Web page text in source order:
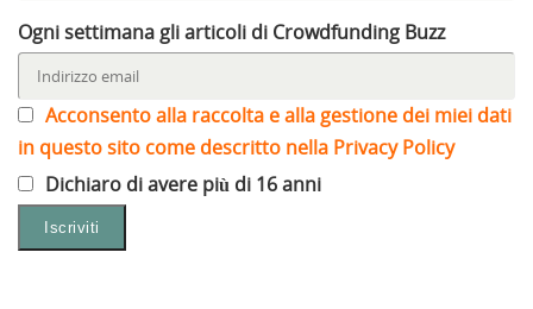
Ogni settimana gli articoli di Crowdfunding Buzz
Acconsento alla raccolta e alla gestione dei miei dati
in questo sito come descritto nella Privacy Policy
Dichiaro di avere più di 16 anni